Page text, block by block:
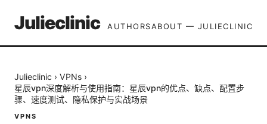
Julieclinic AUTHORSABOUT — JULIECLINIC
Julieclinic › VPNs ›
星辰vpn深度解析与使用指南：星辰vpn的优点、缺点、配置步
骤、速度测试、隐私保护与实战场景
VPNS